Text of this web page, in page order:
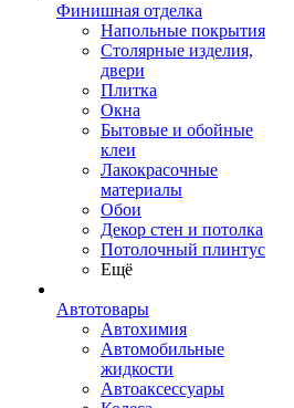
Финишная отделка
Напольные покрытия
Столярные изделия,
двери
Плитка
Окна
Бытовые и обойные
клеи
Лакокрасочные
материалы
Обои
Декор стен и потолка
Потолочный плинтус
Ещё
Автотовары
Автохимия
Автомобильные
жидкости
Автоаксессуары